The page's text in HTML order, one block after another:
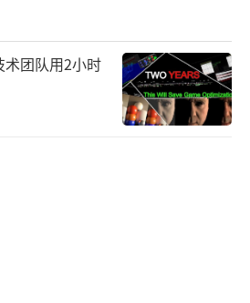
术团队用2小时